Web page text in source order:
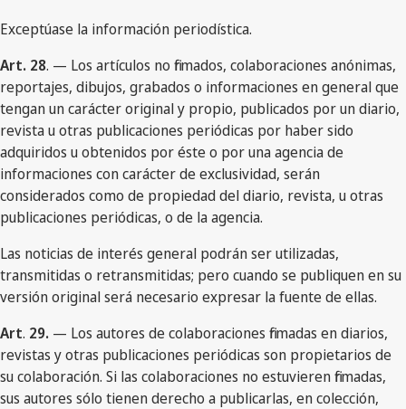
Exceptúase la información periodística.
Art. 28. — Los artículos no firmados, colaboraciones anónimas,
reportajes, dibujos, grabados o informaciones en general que
tengan un carácter original y propio, publicados por un diario,
revista u otras publicaciones periódicas por haber sido
adquiridos u obtenidos por éste o por una agencia de
informaciones con carácter de exclusividad, serán
considerados como de propiedad del diario, revista, u otras
publicaciones periódicas, o de la agencia.
Las noticias de interés general podrán ser utilizadas,
transmitidas o retransmitidas; pero cuando se publiquen en su
versión original será necesario expresar la fuente de ellas.
Art. 29. — Los autores de colaboraciones firmadas en diarios,
revistas y otras publicaciones periódicas son propietarios de
su colaboración. Si las colaboraciones no estuvieren firmadas,
sus autores sólo tienen derecho a publicarlas, en colección,